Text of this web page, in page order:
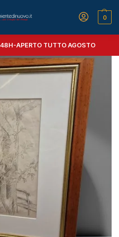
0
APERTO TUTTO AGOSTO